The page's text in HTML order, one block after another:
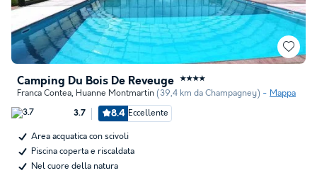
Camping Du Bois De Reveuge ★★★★
Franca Contea, Huanne Montmartin (39,4 km da Champagney) Mappa
3.7 8.4 Eccellente
Area acquatica con scivoli
Piscina coperta e riscaldata
Nel cuore della natura